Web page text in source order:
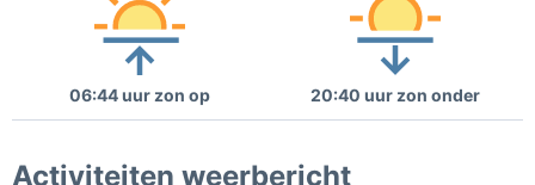
06:44 uur zon op 20:40 uur zon onder
Activiteiten weerbericht